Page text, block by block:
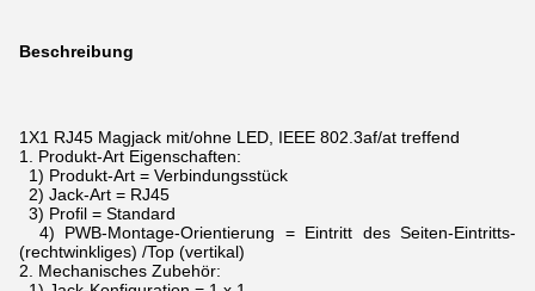
Beschreibung
1X1 RJ45 Magjack mit/ohne LED, IEEE 802.3af/at treffend
1. Produkt-Art Eigenschaften:
1) Produkt-Art = Verbindungsstück
2) Jack-Art = RJ45
3) Profil = Standard
4) PWB-Montage-Orientierung = Eintritt des Seiten-Eintritts-
(rechtwinkliges) /Top (vertikal)
2. Mechanisches Zubehör: